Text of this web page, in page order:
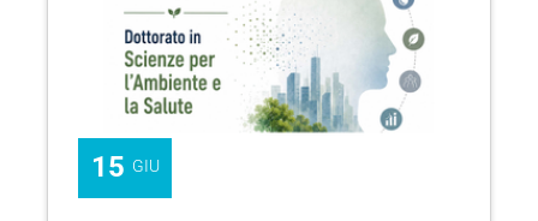
15 GIU